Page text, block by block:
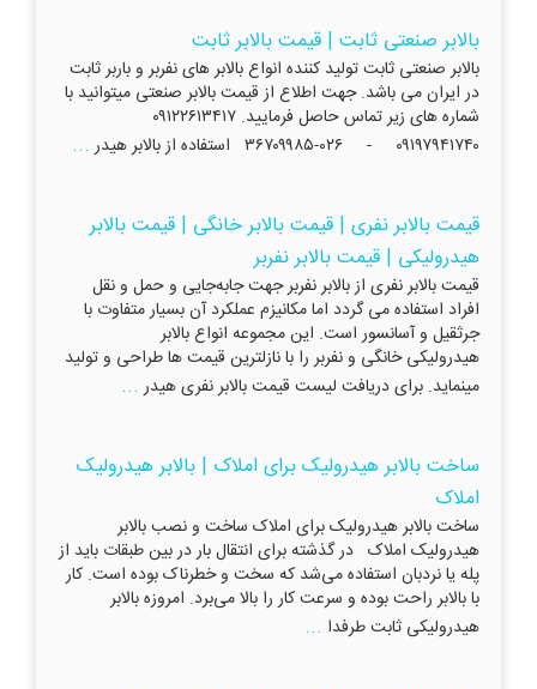
بالابر صنعتی ثابت | قیمت بالابر ثابت
بالابر صنعتی ثابت تولید کننده انواع بالابر های نفربر و باربر ثابت
در ایران می باشد. جهت اطلاع از قیمت بالابر صنعتی میتوانید با
۰۹۱۹۷۹۴۱۷۴۰ - ۰۲۶-۳۶۷۰۹۹۸۵ استفاده از بالابر هیدر
...
قیمت بالابر نفری | قیمت بالابر خانگی | قیمت بالابر
هیدرولیکی | قیمت بالابر نفربر
قیمت بالابر نفری از بالابر نفربر جهت جابه‌جایی و حمل و نقل
افراد استفاده می گردد اما مکانیزم عملکرد آن بسیار متفاوت با
جرثقیل و آسانسور است. این مجموعه انواع بالابر
هیدرولیکی خانگی و نفربر را با نازلترین قیمت ها طراحی و تولید
مینماید. برای دریافت لیست قیمت بالابر نفری هیدر ...
ساخت بالابر هیدرولیک برای املاک | بالابر هیدرولیک
املاک
ساخت بالابر هیدرولیک برای املاک ساخت و نصب بالابر
هیدرولیک املاک در گذشته برای انتقال بار در بین طبقات باید از
پله یا نردبان استفاده می‌شد که سخت و خطرناک بوده است. کار
با بالابر راحت بوده و سرعت کار را بالا می‌برد. امروزه بالابر
هیدرولیکی ثابت طرفدا ...